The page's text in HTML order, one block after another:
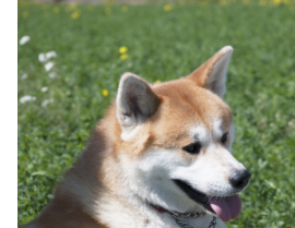
Strona Laboratorium